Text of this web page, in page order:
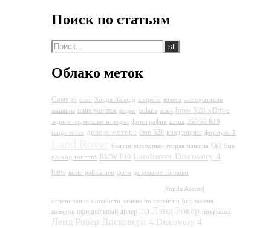
Поиск по статьям
Облако меток
Самара снег Хонда Аккорд клиренс колеса эксплуатация
машины шиномонтаж видео polaris зима bmw 528 xDrive
задние тормозные колодки фотографии шина 255/55 R19
range rover диверс моторс бмв 528 квадроцикл формула-1
бензин выходные вторая машина ОД бмв
расход топлива
BMW F10 Landrover Discovery 4
bmw кими райкконен фото дизельное топливо
Honda Accord
ограничение мощности замена по гарантии brp замена
колодок официальный дилер ТО Лэнд Ровер покрышка
Ленд Ровер Дисковери 4 Discovery 4